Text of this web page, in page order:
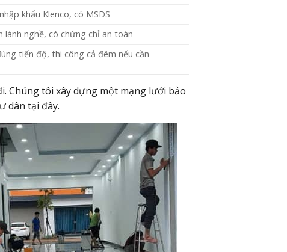
khẩu Klenco, có MSDS
lành nghề, có chứng chỉ an toàn
tiến độ, thi công cả đêm nếu cần
Chúng tôi xây dựng một mạng lưới bảo
dân tại đây.